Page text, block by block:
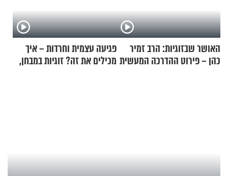
האושר שבזוגיות: הרב זמיר
כהן – פירוט ההדרכה המעשית
פגיעה עצמית וחרדות – איך
מכילים את זה? זוגיות במבחן,